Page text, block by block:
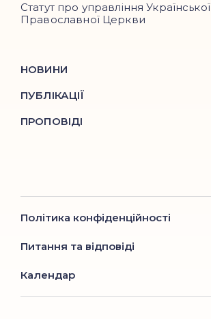
Статут про управління Української
Православної Церкви
НОВИНИ
ПУБЛІКАЦІЇ
ПРОПОВІДІ
Політика конфіденційності
Питання та відповіді
Календар